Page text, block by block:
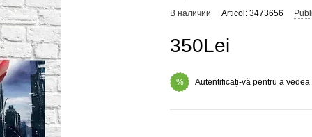
В наличии Articol: 3473656
350Lei
% Autentificați-vă pentru a